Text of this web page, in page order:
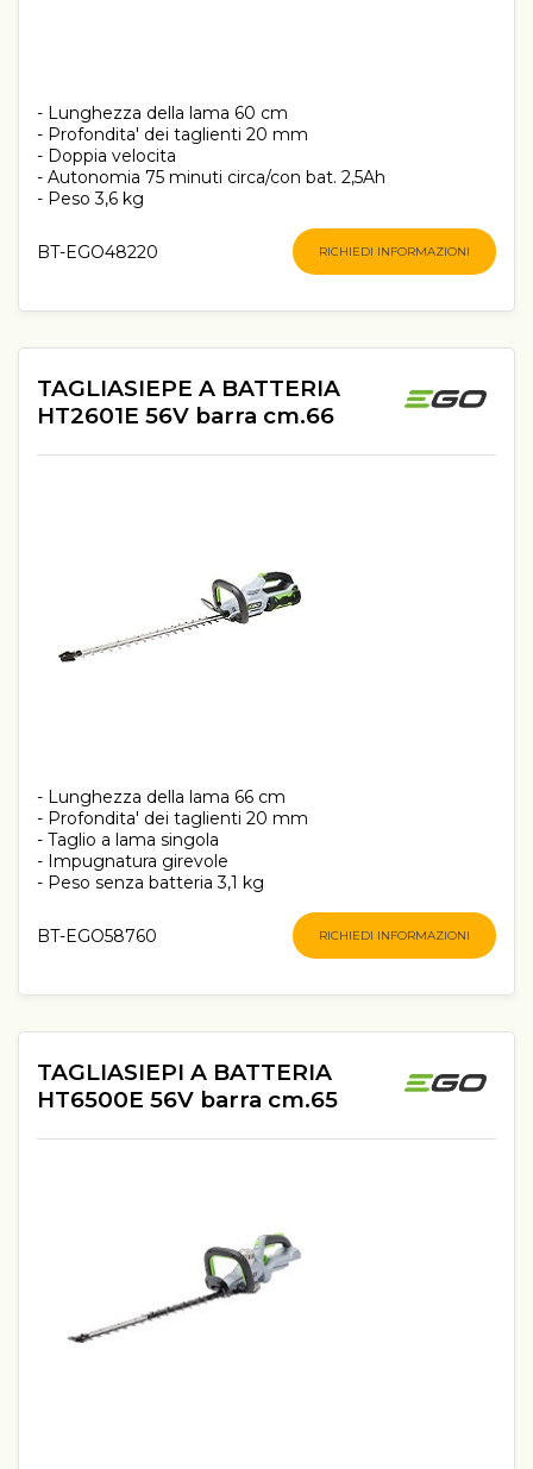
- Lunghezza della lama 60 cm
- Profondita' dei taglienti 20 mm
- Doppia velocita
- Autonomia 75 minuti circa/con bat. 2,5Ah
- Peso 3,6 kg
BT-EGO48220 RICHIEDI INFORMAZIONI
TAGLIASIEPE A BATTERIA
HT2601E 56V barra cm.66
- Lunghezza della lama 66 cm
- Profondita' dei taglienti 20 mm
- Taglio a lama singola
- Impugnatura girevole
- Peso senza batteria 3,1 kg
BT-EGO58760 RICHIEDI INFORMAZIONI
TAGLIASIEPI A BATTERIA
HT6500E 56V barra cm.65